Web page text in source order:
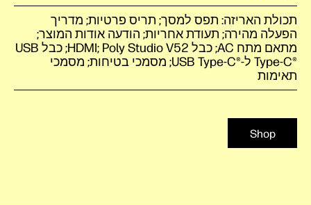
תכולת האריזה: תפס למסך; תריס פרטיות; מדריך
הפעלה מהירה; תעודת אחריות; הודעה אודות המוצר;
מתאם מתח AC; כבל HDMI; Poly Studio V52‎; כבל USB
Type-C®‎ ל-USB Type-C®‎; מסמכי בטיחות; מסמכי
תאימות
Shop